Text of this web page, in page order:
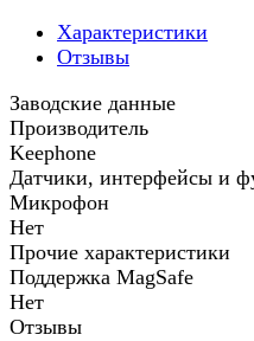
Характеристики
Отзывы
Заводские данные
Производитель
Keephone
Датчики, интерфейсы и
Микрофон
Нет
Прочие характеристики
Поддержка MagSafe
Нет
Отзывы